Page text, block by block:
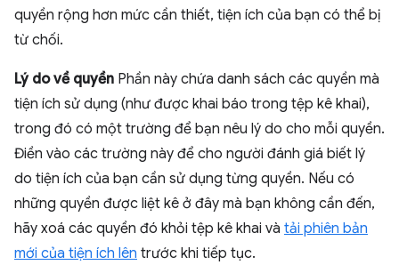
quyền rộng hơn mức cần thiết, tiện ích của bạn có thể bị
từ chối.
Lý do về quyền Phần này chứa danh sách các quyền mà
tiện ích sử dụng (như được khai báo trong tệp kê khai),
trong đó có một trường để bạn nêu lý do cho mỗi quyền.
Điền vào các trường này để cho người đánh giá biết lý
do tiện ích của bạn cần sử dụng từng quyền. Nếu có
những quyền được liệt kê ở đây mà bạn không cần đến,
hãy xoá các quyền đó khỏi tệp kê khai và tải phiên bản
mới của tiện ích lên trước khi tiếp tục.